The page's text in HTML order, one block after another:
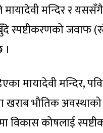
मन्दिर र
स्पष्टीकरणको जवाफ
मायादेवी मन्दिर,
खराब भौतिक
विकास कोषलाई